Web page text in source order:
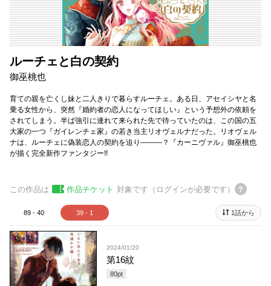
ルーチェと白の契約
御巫桃也
育ての親を亡くし妹と二人きりで暮らすルーチェ。ある日、アセイシヤと名
乗る女性から、突然『婚約者の恋人になってほしい』という予想外の依頼を
されてしまう。半ば強引に連れて来られた先で待っていたのは、この国の五
大家の一つ『ガイレンチェ家』の若き当主リオヴェルナだった。リオヴェル
ナは、ルーチェに偽装恋人の契約を迫り―――？『カーニヴァル』御巫桃也
が描く完全新作ファンタジー!!
この作品は 作品チケット 対象です（ログインが必要です）
89 - 40 39 - 1 1話から
2024/01/20
第16紋
80pt